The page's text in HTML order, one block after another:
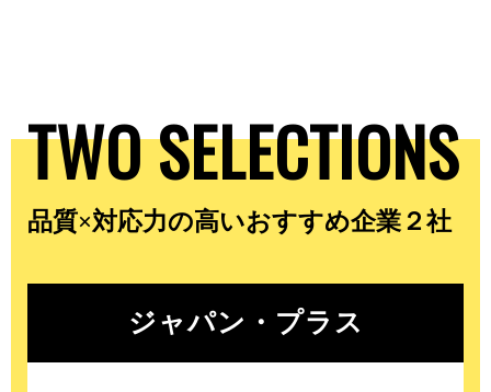
TWO SELECTIONS
品質×対応力の高いおすすめ企業２社
ジャパン・プラス